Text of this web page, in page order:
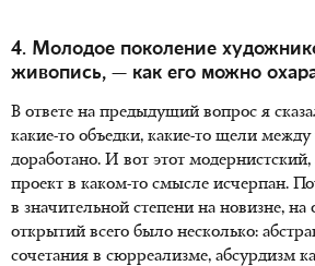
4. Молодое поколение
живопись, — как его можно
В ответе на предыдущий вопрос я
какие-то объедки, какие-то щели
доработано. И вот этот модернистский,
проект в каком-то смысле исчерпан.
в значительной степени на новизне, на
открытий всего было несколько:
сочетания в сюрреализме, абсурдизм